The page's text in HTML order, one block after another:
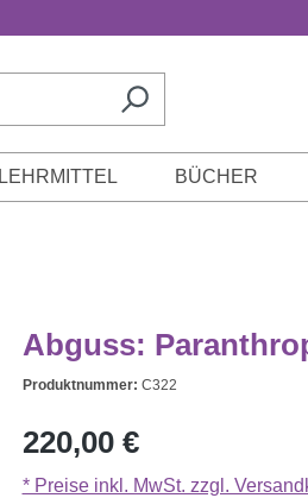
LEHRMITTEL BÜCHER
Abguss:
Produktnummer: C322
Regulärer Preis:
220,00 €
* Preise inkl. MwSt. zzgl.